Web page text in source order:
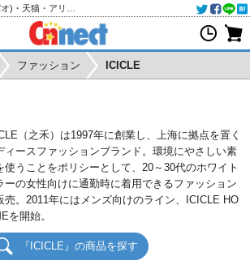
ファッション ICICLE
（之禾）は1997年に創業し、上海に拠点を置く
ィースファッションブランド。環境にやさしい素
使うことをポリシーとして、20～30代のホワイト
ーの女性向けに通勤時に着用できるファッション
売。2011年にはメンズ向けのライン、ICICLE HO
を開始。
『ICICLE』の商品を探す